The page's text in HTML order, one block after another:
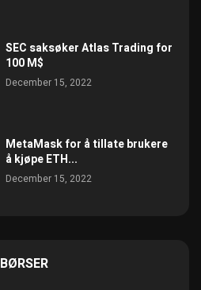
SEC saksøker Atlas Trading for
100 M$
December 15, 2022
MetaMask for å tillate brukere
å kjøpe ETH...
December 15, 2022
BØRSER